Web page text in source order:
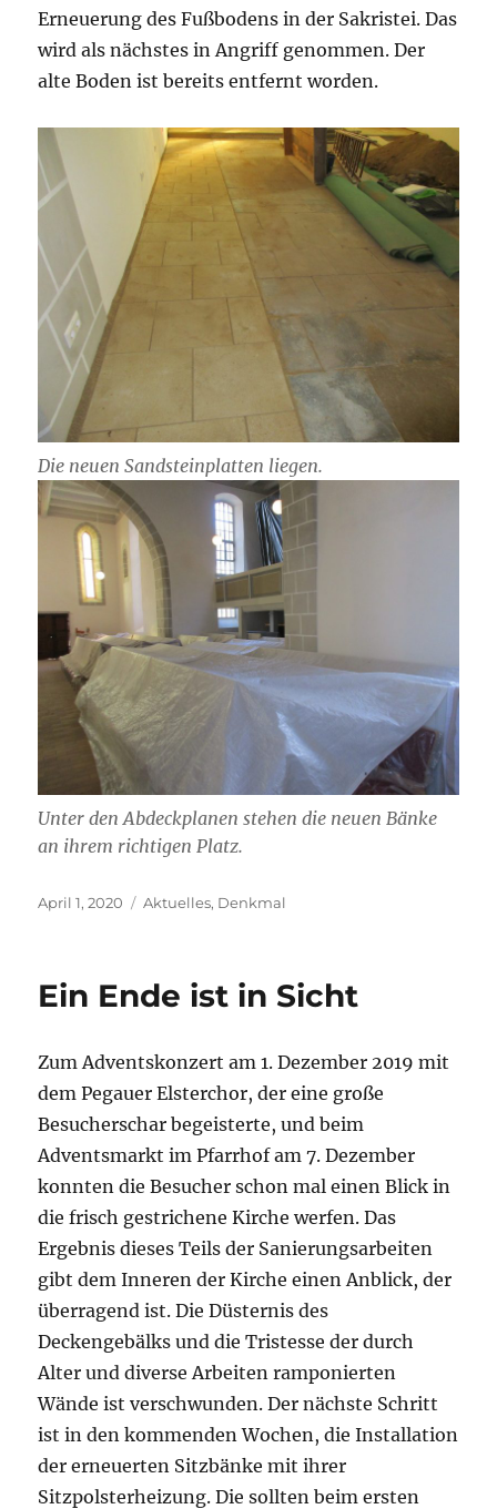
Erneuerung des Fußbodens in der Sakristei. Das
wird als nächstes in Angriff genommen. Der
alte Boden ist bereits entfernt worden.
Die neuen Sandsteinplatten liegen.
Unter den Abdeckplanen stehen die neuen Bänke
an ihrem richtigen Platz.
Veröffentlicht
April 1, 2020 Kategorien
Aktuelles, Denkmal
Ein Ende ist in Sicht
Zum Adventskonzert am 1. Dezember 2019 mit
dem Pegauer Elsterchor, der eine große
Besucherschar begeisterte, und beim
Adventsmarkt im Pfarrhof am 7. Dezember
konnten die Besucher schon mal einen Blick in
die frisch gestrichene Kirche werfen. Das
Ergebnis dieses Teils der Sanierungsarbeiten
gibt dem Inneren der Kirche einen Anblick, der
überragend ist. Die Düsternis des
Deckengebälks und die Tristesse der durch
Alter und diverse Arbeiten ramponierten
Wände ist verschwunden. Der nächste Schritt
ist in den kommenden Wochen, die Installation
der erneuerten Sitzbänke mit ihrer
Sitzpolsterheizung. Die sollten beim ersten